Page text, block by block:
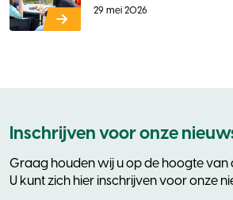
29 mei 2026
Inschrijven voor onze
Graag houden wij u op de hoogte van
U kunt zich hier inschrijven voor onze